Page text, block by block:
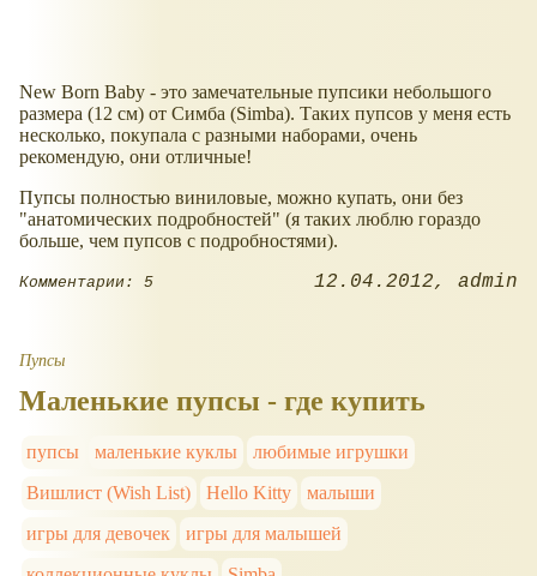
New Born Baby - это замечательные пупсики небольшого
размера (12 см) от Симба (Simba). Таких пупсов у меня есть
несколько, покупала с разными наборами, очень
рекомендую, они отличные!
Пупсы полностью виниловые, можно купать, они без
"анатомических подробностей" (я таких люблю гораздо
больше, чем пупсов с подробностями).
Комментарии: 5 12.04.2012 admin
Пупсы
Маленькие пупсы - где купить
пупсы маленькие куклы
любимые игрушки
Вишлист (Wish List)
Hello Kitty
малыши
игры для девочек
игры для малышей